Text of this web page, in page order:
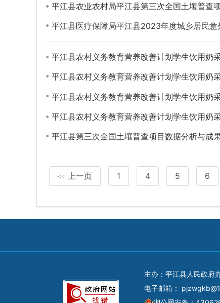
平江县农业农村局平江县第三次全国土壤普查
平江县医疗保障局平江县2023年度城乡居民
平江县农村义务教育营养改善计划学生饮用奶
平江县农村义务教育营养改善计划学生饮用奶
平江县农村义务教育营养改善计划学生饮用奶
平江县农村义务教育营养改善计划学生饮用奶
平江县第三次全国土壤普查项目数据分析与成
<< 上一页 1 4 5 6
主办：平江县人民政府
电子邮箱：